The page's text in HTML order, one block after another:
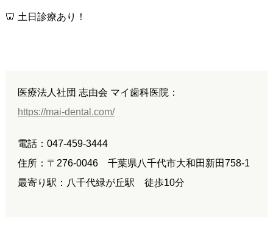
🦷 土日診療あり！
医療法人社団 志由会 マイ歯科医院：
https://mai-dental.com/
電話：047-459-3444
住所：〒276-0046 千葉県八千代市大和田新田758-1
最寄り駅：八千代緑が丘駅 徒歩10分